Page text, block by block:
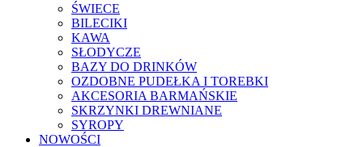
ŚWIECE
BILECIKI
KAWA
SŁODYCZE
BAZY DO DRINKÓW
OZDOBNE PUDEŁKA I TOREBKI
AKCESORIA BARMAŃSKIE
SKRZYNKI DREWNIANE
SYROPY
NOWOŚCI